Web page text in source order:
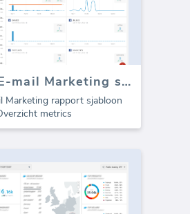
SendGrid E-mail Marketing sjabloon voor bureaus (Rapport)
Marketing rapport sjabloon
metrics